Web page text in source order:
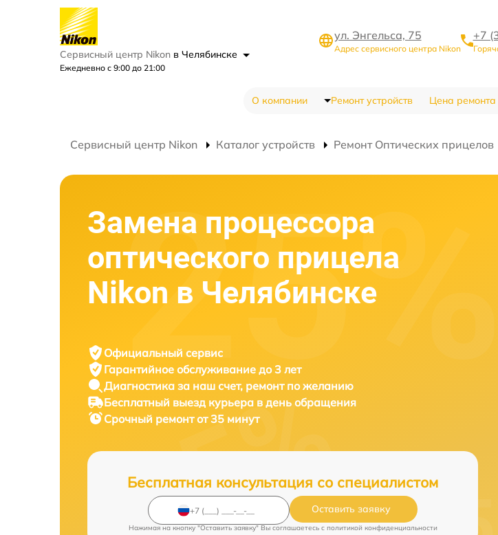
Сервисный центр Nikon в Челябинске
Ежедневно с 9:00 до 21:00
ул. Энгельса, 75
Адрес сервисного центра Nikon
+7
О компании Ремонт устройств Цена ремонта
Сервисный центр Nikon Каталог устройств Ремонт Оптических прицелов
Замена процессора
оптического прицела
Nikon в Челябинске
Официальный сервис
Гарантийное обслуживание до 3 лет
Диагностика за наш счет, ремонт по желанию
Бесплатный выезд курьера в день обращения
Срочный ремонтот 35 минут
Бесплатная консультация со специалистом
Оставить заявку
Нажимая на кнопку "Оставить заявку" Вы соглашаетесь c политикой конфиденциальности